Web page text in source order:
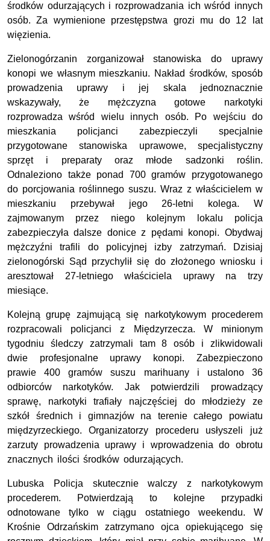
środków odurzających i rozprowadzania ich wśród innych
osób. Za wymienione przestępstwa grozi mu do 12 lat
więzienia.
Zielonogórzanin zorganizował stanowiska do uprawy
konopi we własnym mieszkaniu. Nakład środków, sposób
prowadzenia uprawy i jej skala jednoznacznie
wskazywały, że mężczyzna gotowe narkotyki
rozprowadza wśród wielu innych osób. Po wejściu do
mieszkania policjanci zabezpieczyli specjalnie
przygotowane stanowiska uprawowe, specjalistyczny
sprzęt i preparaty oraz młode sadzonki roślin.
Odnaleziono także ponad 700 gramów przygotowanego
do porcjowania roślinnego suszu. Wraz z właścicielem w
mieszkaniu przebywał jego 26-letni kolega. W
zajmowanym przez niego kolejnym lokalu policja
zabezpieczyła dalsze donice z pędami konopi. Obydwaj
mężczyźni trafili do policyjnej izby zatrzymań. Dzisiaj
zielonogórski Sąd przychylił się do złożonego wniosku i
aresztował 27-letniego właściciela uprawy na trzy
miesiące.
Kolejną grupę zajmującą się narkotykowym procederem
rozpracowali policjanci z Międzyrzecza. W minionym
tygodniu śledczy zatrzymali tam 8 osób i zlikwidowali
dwie profesjonalne uprawy konopi. Zabezpieczono
prawie 400 gramów suszu marihuany i ustalono 36
odbiorców narkotyków. Jak potwierdzili prowadzący
sprawę, narkotyki trafiały najczęściej do młodzieży ze
szkół średnich i gimnazjów na terenie całego powiatu
międzyrzeckiego. Organizatorzy procederu usłyszeli już
zarzuty prowadzenia uprawy i wprowadzenia do obrotu
znacznych ilości środków odurzających.
Lubuska Policja skutecznie walczy z narkotykowym
procederem. Potwierdzają to kolejne przypadki
odnotowane tylko w ciągu ostatniego weekendu. W
Krośnie Odrzańskim zatrzymano ojca opiekującego się